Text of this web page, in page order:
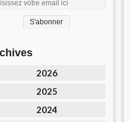
2026
2025
2024